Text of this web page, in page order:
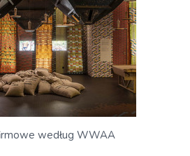
według WWAA